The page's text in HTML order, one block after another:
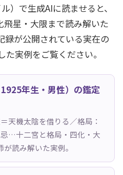
）で生成AIに読ませると、
飛星・大限まで読み解いた
録が公開されている実在の
実例をご覧ください。
年生・男性）の鑑定
天機太陰を借りる／格局：
…十二宮と格局・四化・大
読み解いた実例。